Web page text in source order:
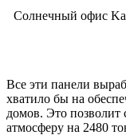
Солнечный офис
Все эти панели
хватило бы на
домов. Это позволит
атмосферу на 2480